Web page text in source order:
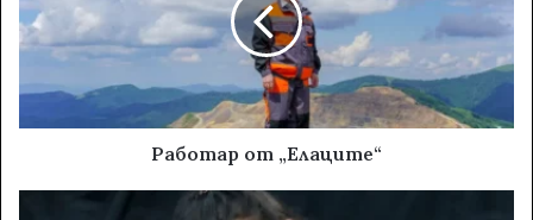
Работар от „Eлаците“